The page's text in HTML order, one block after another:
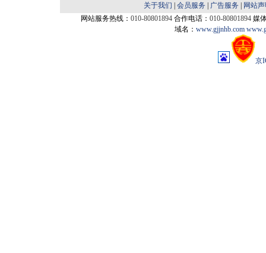
关于我们 会员服务 广告服务
网站
网站服务热线： 010-80801894 合作电话： 010-80801894 媒
域名： www.gjjnhb.com
京